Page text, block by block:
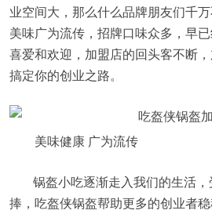
业空间大，那么什么品牌朋友们千
美味广为流传，招牌口味众多，早
喜爱和欢迎，加盟店的回头客不断
搞定你的创业之路。
美味健康 广为流传
锅盔小吃逐渐走入我们的生活
捧，吃盔侠锅盔帮助更多的创业者